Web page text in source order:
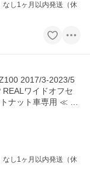
なし1ヶ月以内発送（休
2017/3-2023/5
ワイドオフセ
ナット車専用 ≪ 厚
なし1ヶ月以内発送（休